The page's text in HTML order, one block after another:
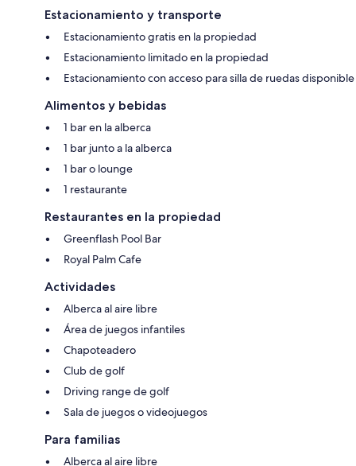
Estacionamiento y transporte
Estacionamiento gratis en la propiedad
Estacionamiento limitado en la propiedad
Estacionamiento con acceso para silla de ruedas disponible
Alimentos y bebidas
1 bar en la alberca
1 bar junto a la alberca
1 bar o lounge
1 restaurante
Restaurantes en la propiedad
Greenflash Pool Bar
Royal Palm Cafe
Actividades
Alberca al aire libre
Área de juegos infantiles
Chapoteadero
Club de golf
Driving range de golf
Sala de juegos o videojuegos
Para familias
Alberca al aire libre